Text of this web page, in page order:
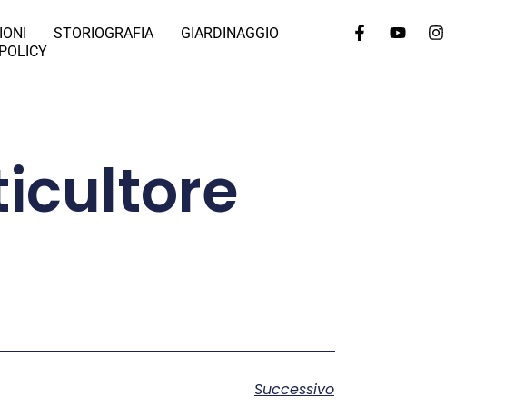
STORIOGRAFIA
GIARDINAGGIO
Successivo